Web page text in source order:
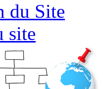
du Site
site